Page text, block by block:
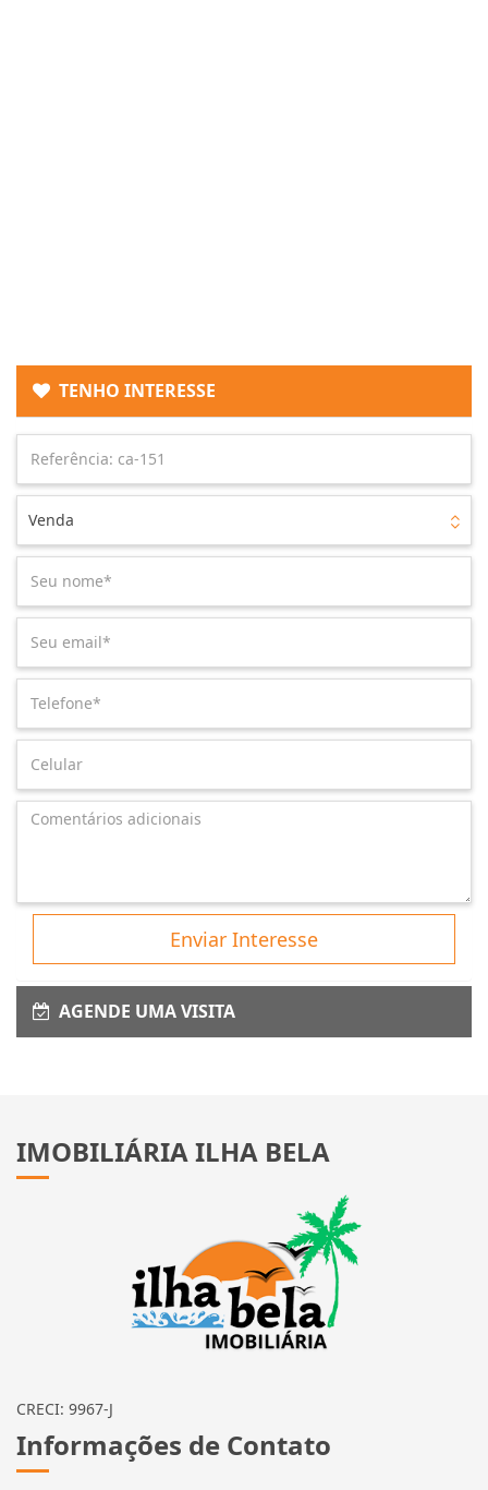
TENHO INTERESSE
Venda
Enviar Interesse
AGENDE UMA VISITA
IMOBILIÁRIA ILHA BELA
CRECI: 9967-J
Informações de Contato